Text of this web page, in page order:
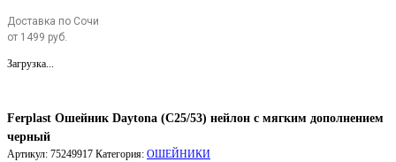
Доставка по Сочи
от 1499 руб.
Загрузка...
Ferplast Ошейник Daytona (C25/53) нейлон с мягким дополнением
черный
Артикул: 75249917 Категория: ОШЕЙНИКИ